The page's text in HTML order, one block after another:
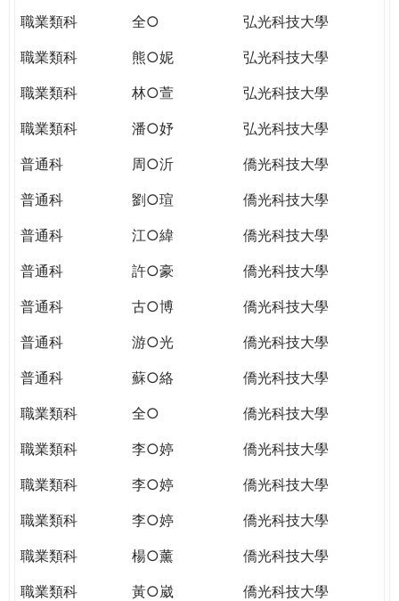
職業類科
全○
弘光科技大學
職業類科
熊○妮
弘光科技大學
職業類科
林○萱
弘光科技大學
職業類科
潘○妤
弘光科技大學
普通科
周○沂
僑光科技大學
普通科
劉○瑄
僑光科技大學
普通科
江○緯
僑光科技大學
普通科
許○豪
僑光科技大學
普通科
古○博
僑光科技大學
普通科
游○光
僑光科技大學
普通科
蘇○絡
僑光科技大學
職業類科
全○
僑光科技大學
職業類科
李○婷
僑光科技大學
職業類科
李○婷
僑光科技大學
職業類科
李○婷
僑光科技大學
職業類科
楊○薰
僑光科技大學
職業類科
黃○崴
僑光科技大學